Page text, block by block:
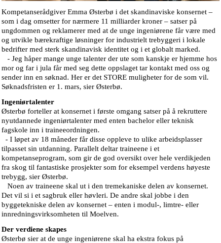
Kompetanserådgiver Emma Østerbø i det skandinaviske konsernet –
som i dag omsetter for nærmere 11 milliarder kroner – satser på
ungdommen og reklamerer med at de unge ingeniørene får være med
og utvikle bærekraftige løsninger for industrielt trebyggeri i lokale
bedrifter med sterk skandinavisk identitet og i et globalt marked.
- Jeg håper mange unge talenter der ute som kanskje er hjemme hos
mor og far i jula får med seg dette oppslaget tar kontakt med oss og
sender inn en søknad. Her er det STORE muligheter for de som vil.
Søknadsfristen er 1. mars, sier Østerbø.
Ingeniørtalenter
Østerbø forteller at konsernet i første omgang satser på å rekruttere
nyutdannede ingeniørtalenter med enten bachelor eller teknisk
fagskole inn i traineeordningen.
- I løpet av 18 måneder får disse oppleve to ulike arbeidsplasser
tilpasset sin utdanning. Parallelt deltar traineene i et
kompetanseprogram, som gir de god oversikt over hele verdikjeden
fra skog til fantastiske prosjekter som for eksempel verdens høyeste
trebygg, sier Østerbø.
Noen av traineene skal ut i den tremekaniske delen av konsernet.
Det vil si i et sagbruk eller høvleri. De andre skal jobbe i den
byggetekniske delen av konsernet – enten i modul-, limtre- eller
innredningsvirksomheten til Moelven.
Der verdiene skapes
Østerbø sier at de unge ingeniørene skal ha ekstra fokus på